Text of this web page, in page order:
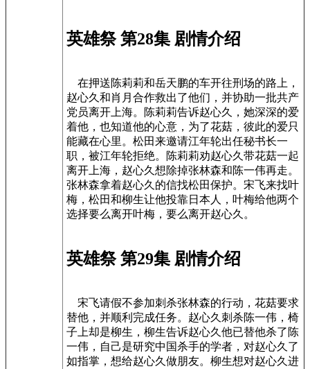
英雄祭 第28集 剧情介绍
在押送陈莉莉和岳天鹏的车开往刑场的路上，
赵心久和肖月合作救出了他们，并协助一批共产
党员离开上海。陈莉莉告诉赵心久，她深深的爱
着他，也知道他的心意，为了花菇，彼此的爱只
能藏在心里。松田来邀请江年轮出任秘书长一
职，被江年轮拒绝。陈莉莉劝赵心久带花菇一起
离开上海，赵心久想除掉张林森和陈一伟再走。
张林森拿着赵心久的信找松田保护。宋飞来找叶
梅，松田和柳生让他投靠日本人，叶梅给他两个
选择要么离开叶梅，要么离开赵心久。
英雄祭 第29集 剧情介绍
宋飞请假不参加刺杀张林森的行动，花菇要求
替他，并顺利完成任务。赵心久刺杀陈一伟，椅
子上却是柳生，柳生告诉赵心久他已替他杀了陈
一伟，自己是研究中国杀手的学者，对赵心久了
如指掌，想给赵心久做朋友。柳生想对赵心久进